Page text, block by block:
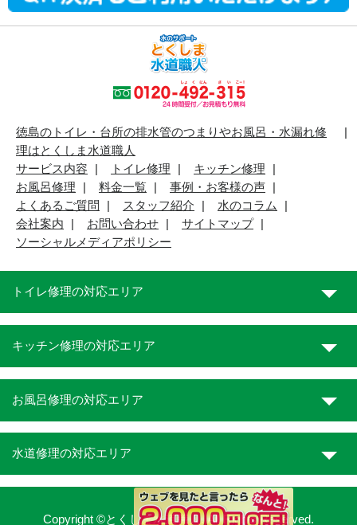
徳島のトイレ・台所の排水管のつまりやお風呂・水漏れ修
理はとくしま水道職人
サービス内容
トイレ修理
キッチン修理
お風呂修理
料金一覧
事例・お客様の声
よくあるご質問
スタッフ紹介
水のコラム
会社案内
お問い合わせ
サイトマップ
ソーシャルメディアポリシー
トイレ修理の対応エリア
キッチン修理の対応エリア
お風呂修理の対応エリア
水道修理の対応エリア
Copyright ©とくしま水道職人. All Rights Reserved.